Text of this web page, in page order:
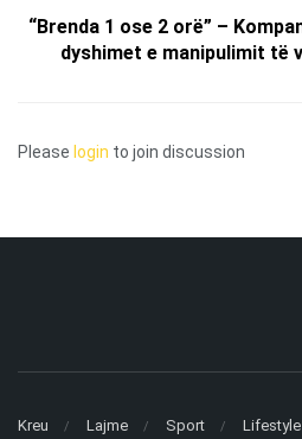
“Brenda 1 ose 2 orë” –
dyshimet e manipulimit të
Please login to join discussion
Kreu Lajme Sport Lifestyle